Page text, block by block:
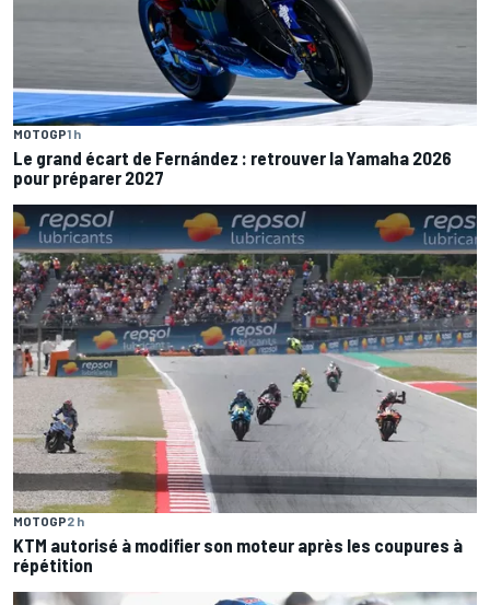
MOTOGP1 h
Le grand écart de Fernández : retrouver la Yamaha 2026
pour préparer 2027
MOTOGP2 h
KTM autorisé à modifier son moteur après les coupures à
répétition